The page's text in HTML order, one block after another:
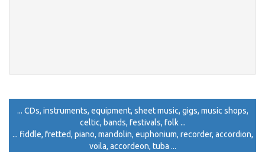
... CDs, instruments, equipment, sheet music, gigs, music shops,
celtic, bands, festivals, folk ...
... fiddle, fretted, piano, mandolin, euphonium, recorder, accordion,
voila, accordeon, tuba ...